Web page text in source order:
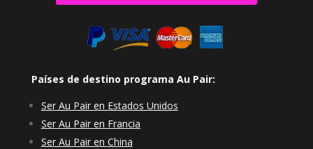
Países de destino programa Au Pair:
Ser Au Pair en Estados Unidos
Ser Au Pair en Francia
Ser Au Pair en China